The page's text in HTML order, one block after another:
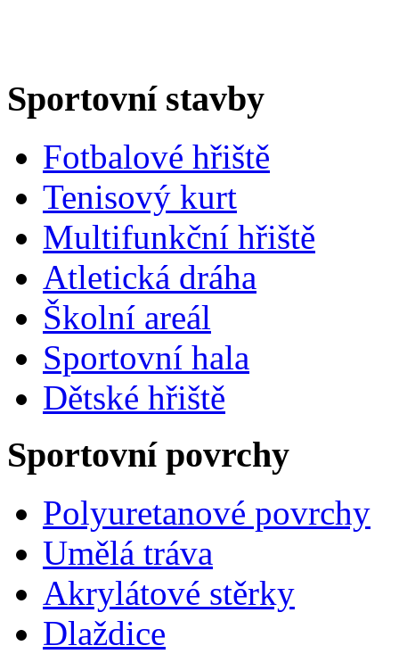
Sportovní stavby
Fotbalové hřiště
Tenisový kurt
Multifunkční hřiště
Atletická dráha
Školní areál
Sportovní hala
Dětské hřiště
Sportovní povrchy
Polyuretanové povrchy
Umělá tráva
Akrylátové stěrky
Dlaždice